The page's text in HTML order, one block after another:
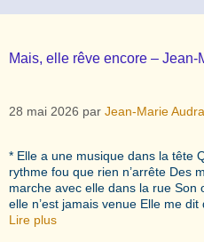
Mais, elle rêve encore – Jean-
28 mai 2026 par Jean-Marie
* Elle a une musique dans la tête
rythme fou que rien n’arrête Des
marche avec elle dans la rue Son
elle n’est jamais venue Elle me
Lire plus